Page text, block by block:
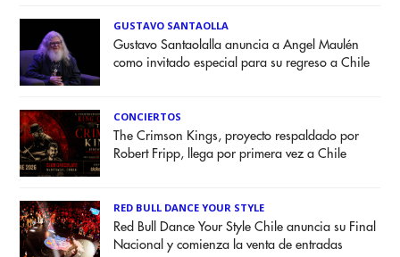
GUSTAVO SANTAOLLA
Gustavo Santaolalla anuncia a Angel Maulén
como invitado especial para su regreso a Chile
CONCIERTOS
The Crimson Kings, proyecto respaldado por
Robert Fripp, llega por primera vez a Chile
RED BULL DANCE YOUR STYLE
Red Bull Dance Your Style Chile anuncia su Final
Nacional y comienza la venta de entradas